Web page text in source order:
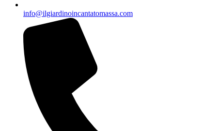
info@ilgiardinoincantatomassa.com